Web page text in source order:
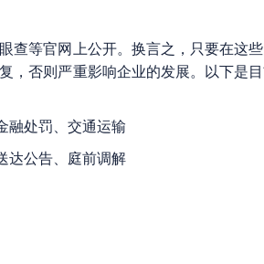
查等官网上公开。换言之，只要在这
，否则严重影响企业的发展。以下是
融处罚、交通运输
达公告、庭前调解